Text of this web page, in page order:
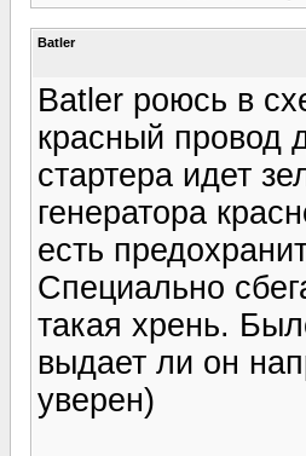
Batler
Batler роюсь в
красный провод
стартера идет
генератора
есть
Специально
такая хрень.
выдает ли он
уверен)